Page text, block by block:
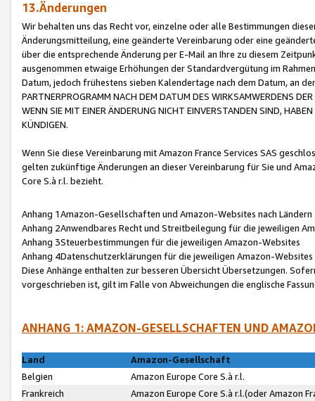
13.Änderungen
Wir behalten uns das Recht vor, einzelne oder alle Bestimmungen
Änderungsmitteilung, eine geänderte Vereinbarung oder eine
über die entsprechende Änderung per E-Mail an Ihre zu diesem
ausgenommen etwaige Erhöhungen der Standardvergütung im
Datum, jedoch frühestens sieben Kalendertage nach dem Datum, an
PARTNERPROGRAMM NACH DEM DATUM DES WIRKSAMWERDENS
WENN SIE MIT EINER ÄNDERUNG NICHT EINVERSTANDEN SIND,
KÜNDIGEN.
Wenn Sie diese Vereinbarung mit Amazon France Services SAS
gelten zukünftige Änderungen an dieser Vereinbarung für Sie und
Core S.à r.l. bezieht.
Anhang 1Amazon-Gesellschaften und Amazon-Websites nach Ländern
Anhang 2Anwendbares Recht und Streitbeilegung für die jeweiligen
Anhang 3Steuerbestimmungen für die jeweiligen Amazon-Websites
Anhang 4Datenschutzerklärungen für die jeweiligen Amazon-Websites
Diese Anhänge enthalten zur besseren Übersicht Übersetzungen.
vorgeschrieben ist, gilt im Falle von Abweichungen die englische
ANHANG 1: AMAZON-GESELLSCHAFTEN UND
Land
Amazon-Gesellschaft
Belgien
Amazon Europe Core S.à r.l.
Frankreich
Amazon Europe Core S.à r.l.(oder Amazon